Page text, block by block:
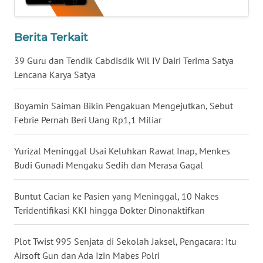
Berita Terkait
39 Guru dan Tendik Cabdisdik Wil IV Dairi Terima Satya
Lencana Karya Satya
Boyamin Saiman Bikin Pengakuan Mengejutkan, Sebut
Febrie Pernah Beri Uang Rp1,1 Miliar
Yurizal Meninggal Usai Keluhkan Rawat Inap, Menkes
Budi Gunadi Mengaku Sedih dan Merasa Gagal
Buntut Cacian ke Pasien yang Meninggal, 10 Nakes
Teridentifikasi KKI hingga Dokter Dinonaktifkan
Plot Twist 995 Senjata di Sekolah Jaksel, Pengacara: Itu
Airsoft Gun dan Ada Izin Mabes Polri
WN
WN
SUMBAR
WN
SUMSEL
WN
BENGKULU
WN
LAMPUNG
JATENG